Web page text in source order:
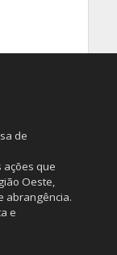
de
que
Oeste,
abrangência.
e